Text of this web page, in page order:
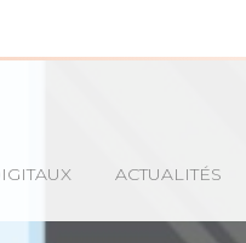
ACTUALITÉS